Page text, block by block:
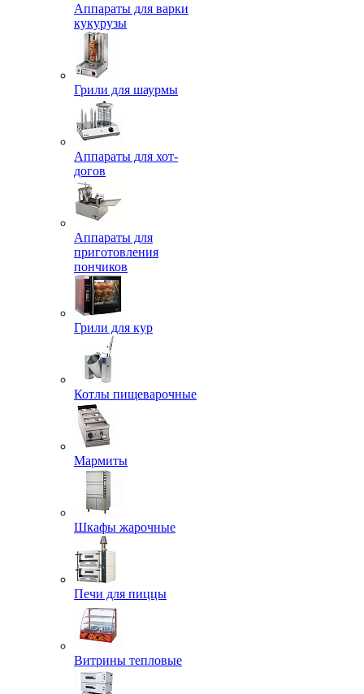
Аппараты для варки
кукурузы
Грили для шаурмы
Аппараты для хот-
догов
Аппараты для
приготовления
пончиков
Грили для кур
Котлы пищеварочные
Мармиты
Шкафы жарочные
Печи для пиццы
Витрины тепловые